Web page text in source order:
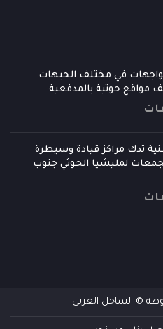
في مختلف الجبهات
حوثية بالمدفعية
تدك مراكز قيادة وسيطرة
لمليشيا الحوثي جنوب
© الساحل الغربي